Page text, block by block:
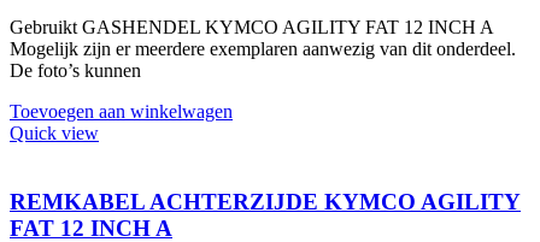
Gebruikt GASHENDEL KYMCO AGILITY FAT 12 INCH A
Mogelijk zijn er meerdere exemplaren aanwezig van dit onderdeel.
De foto’s kunnen
Toevoegen aan winkelwagen
Quick view
REMKABEL ACHTERZIJDE KYMCO AGILITY
FAT 12 INCH A